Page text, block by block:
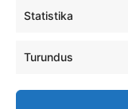
Statistika
Turundus